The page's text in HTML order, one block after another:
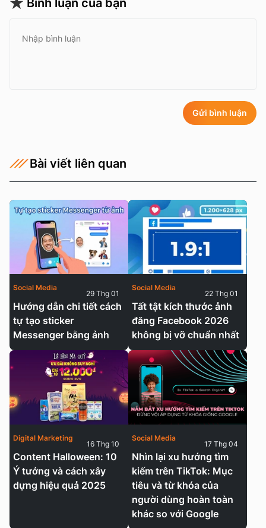
Gửi bình luận
Bài viết liên quan
Hướng dẫn chi tiết cách
tự tạo sticker
Messenger bằng ảnh
Social Media
29 Thg 01
Tất tật kích thước ảnh
đăng Facebook 2026
không bị vỡ chuẩn nhất
Social Media
22 Thg 01
Content Halloween: 10
Ý tưởng và cách xây
dựng hiệu quả 2025
Digital Marketing
16 Thg 10
Nhìn lại xu hướng tìm
kiếm trên TikTok: Mục
tiêu và từ khóa của
người dùng hoàn toàn
khác so với Google
Social Media
17 Thg 04